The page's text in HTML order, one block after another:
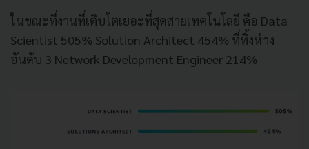
ในขณะที่งานที่เติบโตเยอะที่สุดสายเทคโนโลยี คือ Data
Scientist 505% Solution Architect 454% ที่ทิ้งห่าง
อันดับ 3 Network Development Engineer 214%